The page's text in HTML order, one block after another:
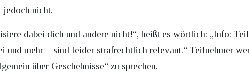
jedoch nicht.
dabei dich und andere nicht!“, heißt es wörtlich: „Info:
und mehr – sind leider strafrechtlich relevant.“ Teilnehmer
über Geschehnisse“ zu sprechen.